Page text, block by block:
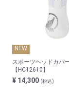
NEW
スポーツヘッドカバ
【HC12610】
¥ 14,300 (税込)